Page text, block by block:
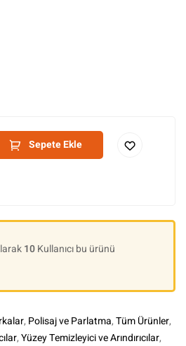
Sepete Ekle
10Kullanıcı bu ürünü
, Polisaj ve Parlatma,Tüm Ürünler,
,Yüzey Temizleyici ve Arındırıcılar,